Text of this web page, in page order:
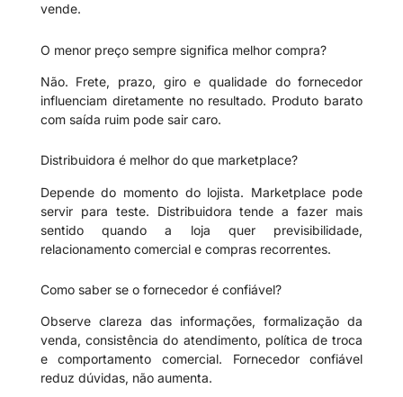
vende.
O menor preço sempre significa melhor compra?
Não. Frete, prazo, giro e qualidade do fornecedor
influenciam diretamente no resultado. Produto barato
com saída ruim pode sair caro.
Distribuidora é melhor do que marketplace?
Depende do momento do lojista. Marketplace pode
servir para teste. Distribuidora tende a fazer mais
sentido quando a loja quer previsibilidade,
relacionamento comercial e compras recorrentes.
Como saber se o fornecedor é confiável?
Observe clareza das informações, formalização da
venda, consistência do atendimento, política de troca
e comportamento comercial. Fornecedor confiável
reduz dúvidas, não aumenta.